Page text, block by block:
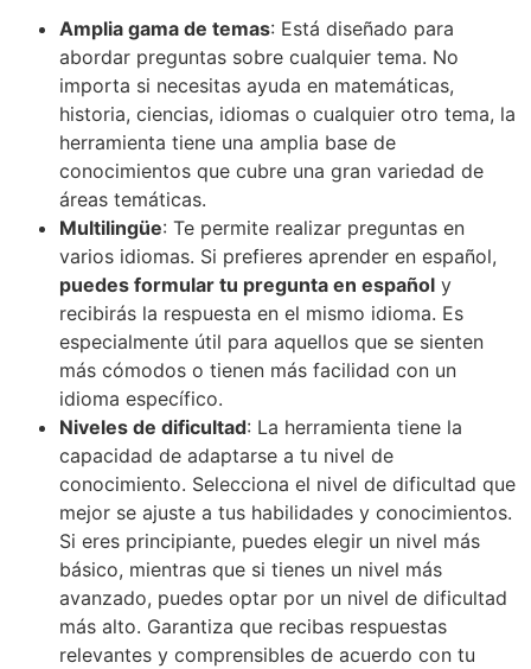
Amplia gama de temas: Está diseñado para
abordar preguntas sobre cualquier tema. No
importa si necesitas ayuda en matemáticas,
historia, ciencias, idiomas o cualquier otro tema, la
herramienta tiene una amplia base de
conocimientos que cubre una gran variedad de
áreas temáticas.
Multilingüe: Te permite realizar preguntas en
varios idiomas. Si prefieres aprender en español,
puedes formular tu pregunta en español y
recibirás la respuesta en el mismo idioma. Es
especialmente útil para aquellos que se sienten
más cómodos o tienen más facilidad con un
idioma específico.
Niveles de dificultad: La herramienta tiene la
capacidad de adaptarse a tu nivel de
conocimiento. Selecciona el nivel de dificultad que
mejor se ajuste a tus habilidades y conocimientos.
Si eres principiante, puedes elegir un nivel más
básico, mientras que si tienes un nivel más
avanzado, puedes optar por un nivel de dificultad
más alto. Garantiza que recibas respuestas
relevantes y comprensibles de acuerdo con tu